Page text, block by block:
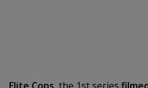
Elite Cops, the 1st series